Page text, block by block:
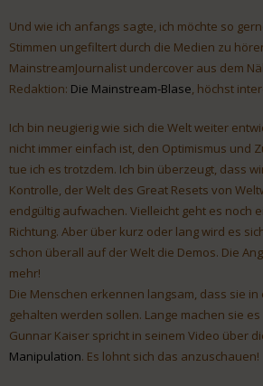
Und wie ich anfangs sagte, ich möchte so
Stimmen ungefiltert durch die Medien zu
MainstreamJournalist undercover aus dem
Redaktion: Die Mainstream-Blase, höchst
Ich bin neugierig wie sich die Welt weiter
nicht immer einfach ist, den Optimismus und
tue ich es trotzdem. Ich bin überzeugt, dass
Kontrolle, der Welt des Great Resets von
endgültig aufwachen. Vielleicht geht es noch
Richtung. Aber über kurz oder lang wird es
schon überall auf der Welt die Demos. Die
mehr!
Die Menschen erkennen langsam, dass sie
gehalten werden sollen. Lange machen sie es
Gunnar Kaiser spricht in seinem Video über
Manipulation. Es lohnt sich das anzuschauen!